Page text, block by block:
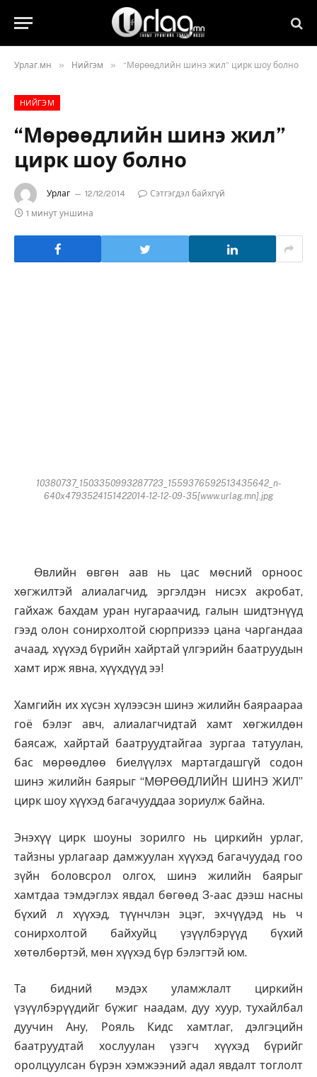
Урлаг.мн » Нийгэм » “Мөрөөдлийн шинэ жил” цирк шоу болно
НИЙГЭМ
“Мөрөөдлийн шинэ жил”
цирк шоу болно
Урлаг 12/12/2014
Сэтгэгдэл байхгүй
1 минут уншина
10380737_1503350993287723_1559376592513435642_n-
640x4793524151422014-12-12-09-35[www.urlag.mn].jpg
Өвлийн өвгөн аав нь цас мөсний орноос
хөгжилтэй алиалагчид, эргэлдэн нисэх акробат,
гайхаж бахдам уран нугараачид, галын шидтэнүүд
гээд олон сонирхолтой сюрпризээ цана чаргандаа
ачаад, хүүхэд бүрийн хайртай үлгэрийн баатруудын
хамт ирж явна, хүүхдүүд ээ!
Хамгийн их хүсэн хүлээсэн шинэ жилийн баяраараа
гоё бэлэг авч, алиалагчидтай хамт хөгжилдөн
баясаж, хайртай баатруудтайгаа зургаа татуулан,
бас мөрөөдлөө биелүүлэх мартагдашгүй содон
шинэ жилийн баярыг “МӨРӨӨДЛИЙН ШИНЭ ЖИЛ”
цирк шоу хүүхэд багачууддаа зориулж байна.
Энэхүү цирк шоуны зорилго нь циркийн урлаг,
тайзны урлагаар дамжуулан хүүхэд багачуудад гоо
зүйн боловсрол олгох, шинэ жилийн баярыг
хамтдаа тэмдэглэх явдал бөгөөд 3-аас дээш насны
бүхий л хүүхэд, түүнчлэн эцэг, эхчүүдэд нь ч
сонирхолтой байхуйц үзүүлбэрүүд бүхий
хөтөлбөртэй, мөн хүүхэд бүр бэлэгтэй юм.
Та бидний мэдэх уламжлалт циркийн
үзүүлбэрүүдийг бүжиг наадам, дуу хуур, тухайлбал
дуучин Ану, Рояль Кидс хамтлаг, дэлгэцийн
баатруудтай хослуулан үзэгч хүүхэд бүрийг
оролцуулсан бүрэн хэмжээний адал явдалт тоглолт